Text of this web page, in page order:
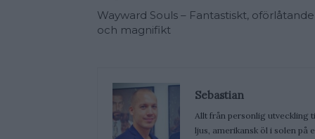
Wayward Souls – Fantastiskt, oförlåtande
och magnifikt
Sebastian
Allt från personlig utveckling
ljus, amerikansk öl i solen på